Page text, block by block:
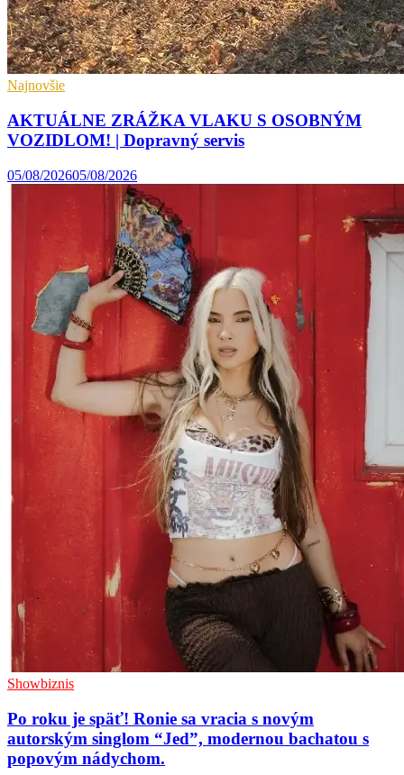
Najnovšie
AKTUÁLNE ZRÁŽKA VLAKU S OSOBNÝM
VOZIDLOM! | Dopravný servis
05/08/202605/08/2026
Showbiznis
Po roku je späť! Ronie sa vracia s novým
autorským singlom “Jed”, modernou bachatou s
popovým nádychom.